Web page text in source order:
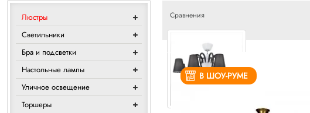
Люстры
Светильники
Бра и подсветки
Настольные лампы
Уличное освещение
Торшеры
Сравнения
В ШОУ-РУМЕ